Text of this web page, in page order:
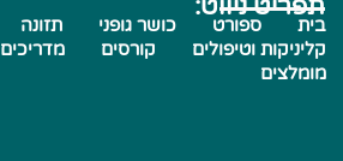
תפריט ניווט:
בית ספורט כושר גופני תזונה
קליניקות וטיפולים
קורסים מדריכים
מומלצים